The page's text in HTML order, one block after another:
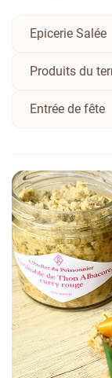
Epicerie Salée
Produits du
Entrée de fête